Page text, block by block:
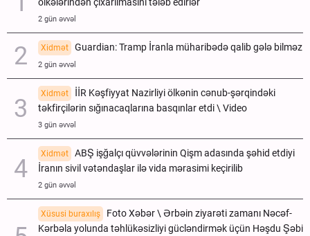
ölkələrindən çıxarılmasını tələb edirlər
2 gün əvvəl
Xidmət Guardian: Tramp İranla müharibədə qalib gələ bilməz
2 gün əvvəl
Xidmət
İİR Kəşfiyyat Nazirliyi ölkənin cənub-şərqindəki
təkfirçilərin sığınacaqlarına basqınlar etdi \ Video
3 gün əvvəl
Xidmət
ABŞ işğalçı qüvvələrinin Qişm adasında şəhid etdiyi
İranın sivil vətəndaşlar ilə vida mərasimi keçirilib
2 gün əvvəl
Xüsusi buraxılış
Foto Xəbər \ Ərbəin ziyarəti zamanı Nəcəf-
Kərbəla yolunda təhlükəsizliyi gücləndirmək üçün Həşdu Şəbi